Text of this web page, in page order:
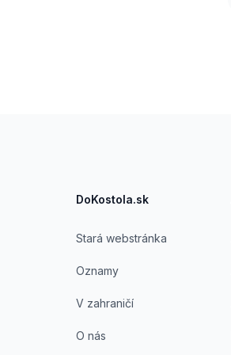
DoKostola.sk
Stará webstránka
Oznamy
V zahraničí
O nás